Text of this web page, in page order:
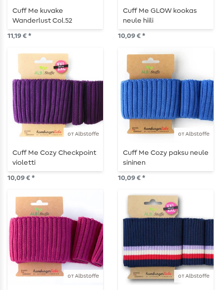
Cuff Me kuvake
Wanderlust Col.52
11,19 € *
Cuff Me GLOW kookas
neule hiili
10,09 € *
от Albstoffe
Cuff Me Cozy Checkpoint
violetti
10,09 € *
от Albstoffe
Cuff Me Cozy paksu neule
sininen
10,09 € *
от Albstoffe от Albstoffe